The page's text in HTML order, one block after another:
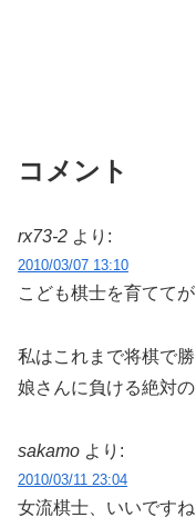
コメント
rx73-2 より:
2010/03/07 13:10
こども棋士を育てて
私はこれまで将棋で
娘さんに負ける絶対の
sakamo より:
2010/03/11 23:04
女流棋士、いいです